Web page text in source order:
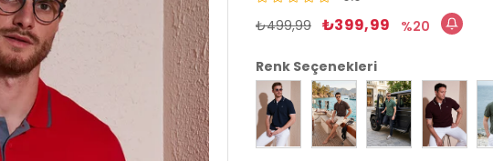
₺499,99 ₺399,99 20
Renk Seçenekleri